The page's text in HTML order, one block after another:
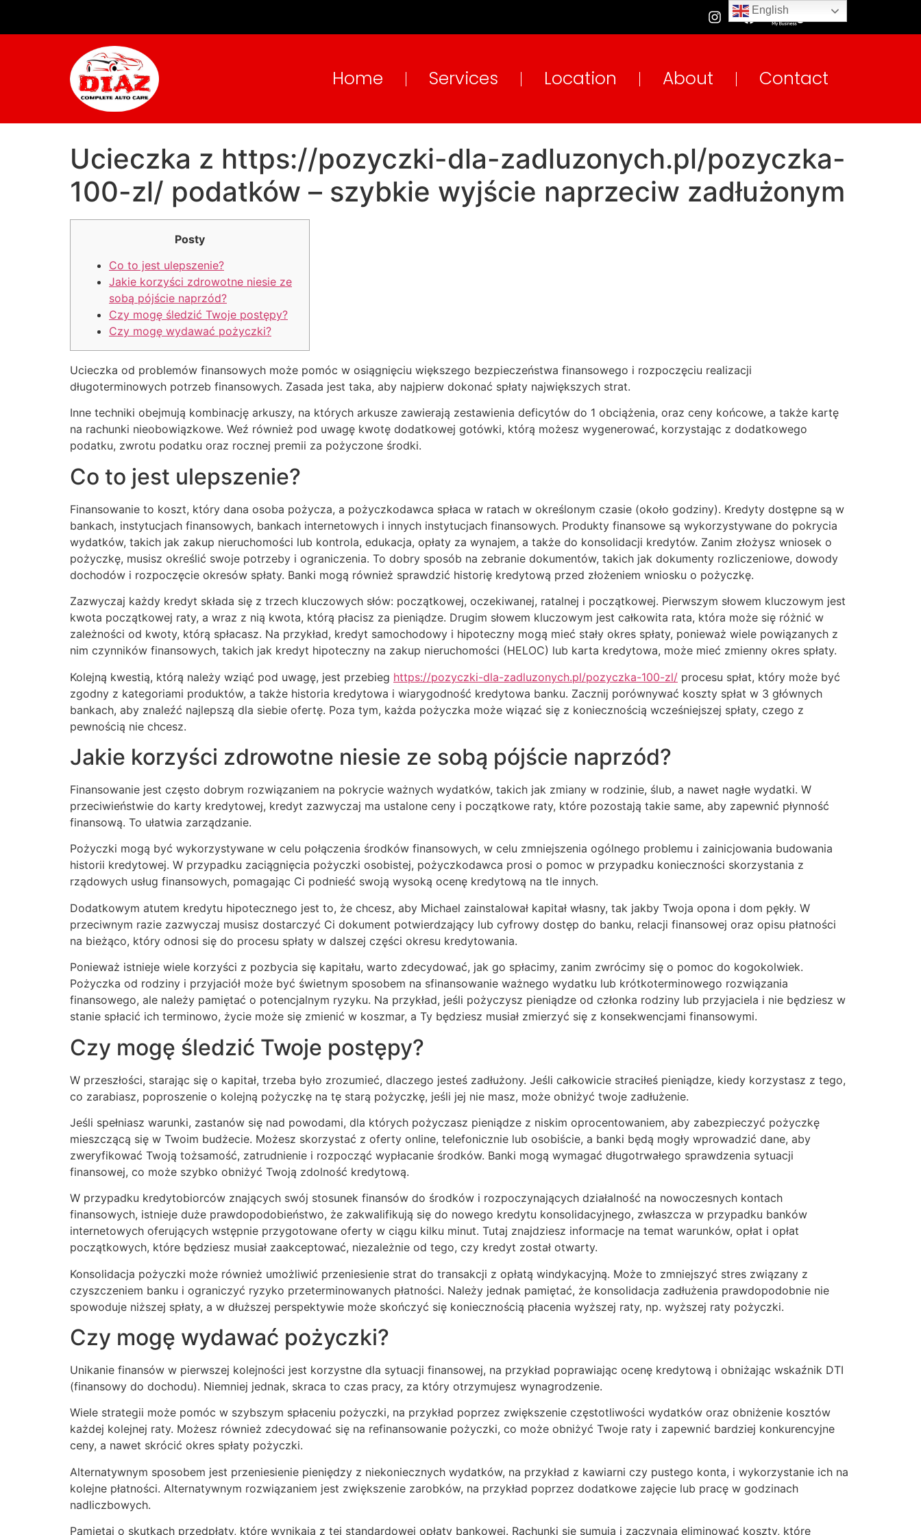
Home Services Location About Contact
Ucieczka z https://pozyczki-dla-zadluzonych.pl/pozyczka-
100-zl/ podatków – szybkie wyjście naprzeciw zadłużonym
Posty
Co to jest ulepszenie?
Jakie korzyści zdrowotne niesie ze
sobą pójście naprzód?
Czy mogę śledzić Twoje postępy?
Czy mogę wydawać pożyczki?
Ucieczka od problemów finansowych może pomóc w osiągnięciu większego bezpieczeństwa finansowego i rozpoczęciu realizacji
długoterminowych potrzeb finansowych. Zasada jest taka, aby najpierw dokonać spłaty największych strat.
Inne techniki obejmują kombinację arkuszy, na których arkusze zawierają zestawienia deficytów do 1 obciążenia, oraz ceny końcowe, a także kartę
na rachunki nieobowiązkowe. Weź również pod uwagę kwotę dodatkowej gotówki, którą możesz wygenerować, korzystając z dodatkowego
podatku, zwrotu podatku oraz rocznej premii za pożyczone środki.
Co to jest ulepszenie?
Finansowanie to koszt, który dana osoba pożycza, a pożyczkodawca spłaca w ratach w określonym czasie (około godziny). Kredyty dostępne są w
bankach, instytucjach finansowych, bankach internetowych i innych instytucjach finansowych. Produkty finansowe są wykorzystywane do pokrycia
wydatków, takich jak zakup nieruchomości lub kontrola, edukacja, opłaty za wynajem, a także do konsolidacji kredytów. Zanim złożysz wniosek o
pożyczkę, musisz określić swoje potrzeby i ograniczenia. To dobry sposób na zebranie dokumentów, takich jak dokumenty rozliczeniowe, dowody
dochodów i rozpoczęcie okresów spłaty. Banki mogą również sprawdzić historię kredytową przed złożeniem wniosku o pożyczkę.
Zazwyczaj każdy kredyt składa się z trzech kluczowych słów: początkowej, oczekiwanej, ratalnej i początkowej. Pierwszym słowem kluczowym jest
kwota początkowej raty, a wraz z nią kwota, którą płacisz za pieniądze. Drugim słowem kluczowym jest całkowita rata, która może się różnić w
zależności od kwoty, którą spłacasz. Na przykład, kredyt samochodowy i hipoteczny mogą mieć stały okres spłaty, ponieważ wiele powiązanych z
nim czynników finansowych, takich jak kredyt hipoteczny na zakup nieruchomości (HELOC) lub karta kredytowa, może mieć zmienny okres spłaty.
Kolejną kwestią, którą należy wziąć pod uwagę, jest przebieg https://pozyczki-dla-zadluzonych.pl/pozyczka-100-zl/ procesu spłat, który może być
zgodny z kategoriami produktów, a także historia kredytowa i wiarygodność kredytowa banku. Zacznij porównywać koszty spłat w 3 głównych
bankach, aby znaleźć najlepszą dla siebie ofertę. Poza tym, każda pożyczka może wiązać się z koniecznością wcześniejszej spłaty, czego z
pewnością nie chcesz.
Jakie korzyści zdrowotne niesie ze sobą pójście naprzód?
Finansowanie jest często dobrym rozwiązaniem na pokrycie ważnych wydatków, takich jak zmiany w rodzinie, ślub, a nawet nagłe wydatki. W
przeciwieństwie do karty kredytowej, kredyt zazwyczaj ma ustalone ceny i początkowe raty, które pozostają takie same, aby zapewnić płynność
finansową. To ułatwia zarządzanie.
Pożyczki mogą być wykorzystywane w celu połączenia środków finansowych, w celu zmniejszenia ogólnego problemu i zainicjowania budowania
historii kredytowej. W przypadku zaciągnięcia pożyczki osobistej, pożyczkodawca prosi o pomoc w przypadku konieczności skorzystania z
rządowych usług finansowych, pomagając Ci podnieść swoją wysoką ocenę kredytową na tle innych.
Dodatkowym atutem kredytu hipotecznego jest to, że chcesz, aby Michael zainstalował kapitał własny, tak jakby Twoja opona i dom pękły. W
przeciwnym razie zazwyczaj musisz dostarczyć Ci dokument potwierdzający lub cyfrowy dostęp do banku, relacji finansowej oraz opisu płatności
na bieżąco, który odnosi się do procesu spłaty w dalszej części okresu kredytowania.
Ponieważ istnieje wiele korzyści z pozbycia się kapitału, warto zdecydować, jak go spłacimy, zanim zwrócimy się o pomoc do kogokolwiek.
Pożyczka od rodziny i przyjaciół może być świetnym sposobem na sfinansowanie ważnego wydatku lub krótkoterminowego rozwiązania
finansowego, ale należy pamiętać o potencjalnym ryzyku. Na przykład, jeśli pożyczysz pieniądze od członka rodziny lub przyjaciela i nie będziesz w
stanie spłacić ich terminowo, życie może się zmienić w koszmar, a Ty będziesz musiał zmierzyć się z konsekwencjami finansowymi.
Czy mogę śledzić Twoje postępy?
W przeszłości, starając się o kapitał, trzeba było zrozumieć, dlaczego jesteś zadłużony. Jeśli całkowicie straciłeś pieniądze, kiedy korzystasz z tego,
co zarabiasz, poproszenie o kolejną pożyczkę na tę starą pożyczkę, jeśli jej nie masz, może obniżyć twoje zadłużenie.
Jeśli spełniasz warunki, zastanów się nad powodami, dla których pożyczasz pieniądze z niskim oprocentowaniem, aby zabezpieczyć pożyczkę
mieszczącą się w Twoim budżecie. Możesz skorzystać z oferty online, telefonicznie lub osobiście, a banki będą mogły wprowadzić dane, aby
zweryfikować Twoją tożsamość, zatrudnienie i rozpocząć wypłacanie środków. Banki mogą wymagać długotrwałego sprawdzenia sytuacji
finansowej, co może szybko obniżyć Twoją zdolność kredytową.
W przypadku kredytobiorców znających swój stosunek finansów do środków i rozpoczynających działalność na nowoczesnych kontach
finansowych, istnieje duże prawdopodobieństwo, że zakwalifikują się do nowego kredytu konsolidacyjnego, zwłaszcza w przypadku banków
internetowych oferujących wstępnie przygotowane oferty w ciągu kilku minut. Tutaj znajdziesz informacje na temat warunków, opłat i opłat
początkowych, które będziesz musiał zaakceptować, niezależnie od tego, czy kredyt został otwarty.
Konsolidacja pożyczki może również umożliwić przeniesienie strat do transakcji z opłatą windykacyjną. Może to zmniejszyć stres związany z
czyszczeniem banku i ograniczyć ryzyko przeterminowanych płatności. Należy jednak pamiętać, że konsolidacja zadłużenia prawdopodobnie nie
spowoduje niższej spłaty, a w dłuższej perspektywie może skończyć się koniecznością płacenia wyższej raty, np. wyższej raty pożyczki.
Czy mogę wydawać pożyczki?
Unikanie finansów w pierwszej kolejności jest korzystne dla sytuacji finansowej, na przykład poprawiając ocenę kredytową i obniżając wskaźnik DTI
(finansowy do dochodu). Niemniej jednak, skraca to czas pracy, za który otrzymujesz wynagrodzenie.
Wiele strategii może pomóc w szybszym spłaceniu pożyczki, na przykład poprzez zwiększenie częstotliwości wydatków oraz obniżenie kosztów
każdej kolejnej raty. Możesz również zdecydować się na refinansowanie pożyczki, co może obniżyć Twoje raty i zapewnić bardziej konkurencyjne
ceny, a nawet skrócić okres spłaty pożyczki.
Alternatywnym sposobem jest przeniesienie pieniędzy z niekoniecznych wydatków, na przykład z kawiarni czy pustego konta, i wykorzystanie ich na
kolejne płatności. Alternatywnym rozwiązaniem jest zwiększenie zarobków, na przykład poprzez dodatkowe zajęcie lub pracę w godzinach
nadliczbowych.
Pamiętaj o skutkach przedpłaty, które wynikają z tej standardowej opłaty bankowej. Rachunki się sumują i zaczynają eliminować koszty, które
English